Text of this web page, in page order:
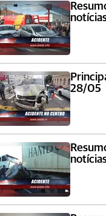
28/05